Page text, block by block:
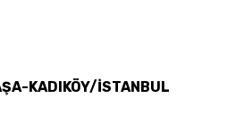
KADIKÖY/İSTANBUL